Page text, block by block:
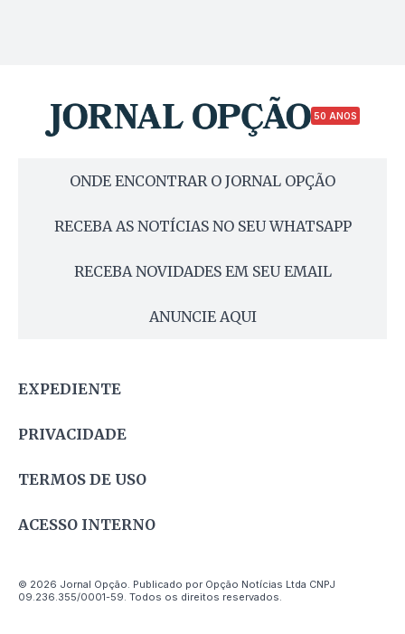
50 ANOS
ONDE ENCONTRAR O JORNAL OPÇÃO
RECEBA AS NOTÍCIAS NO SEU WHATSAPP
RECEBA NOVIDADES EM SEU EMAIL
ANUNCIE AQUI
EXPEDIENTE
PRIVACIDADE
TERMOS DE USO
ACESSO INTERNO
© 2026 Jornal Opção. Publicado por Opção Notícias Ltda CNPJ
09.236.355/0001-59. Todos os direitos reservados.